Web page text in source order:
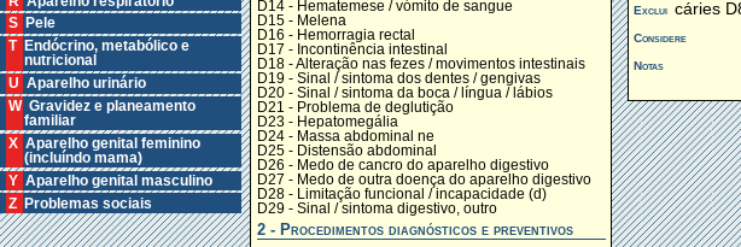
S Pele
T Endócrino, metabólico e
nutricional
U Aparelho urinário
W Gravidez e planeamento
familiar
X Aparelho genital feminino
(incluíndo mama)
Y Aparelho genital masculino
Z Problemas sociais
D14 - Hematemese / vómito de sangue
D15 - Melena
D16 - Hemorragia rectal
D17 - Incontinência intestinal
D18 - Alteração nas fezes / movimentos intestinais
D19 - Sinal / sintoma dos dentes / gengivas
D20 - Sinal / sintoma da boca / língua / lábios
D21 - Problema de deglutição
D23 - Hepatomegália
D24 - Massa abdominal ne
D25 - Distensão abdominal
D26 - Medo de cancro do aparelho digestivo
D27 - Medo de outra doença do aparelho digestivo
D28 - Limitação funcional / incapacidade (d)
D29 - Sinal / sintoma digestivo, outro
2 - Procedimentos diagnósticos e preventivos
Exclui cáries
Considere
Notas